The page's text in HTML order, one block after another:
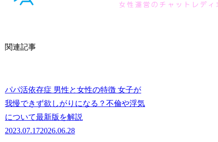
関連記事
パパ活依存症 男性と女性の特徴 女子が
我慢できず欲しがりになる？不倫や浮気
について最新版を解説
2023.07.172026.06.28